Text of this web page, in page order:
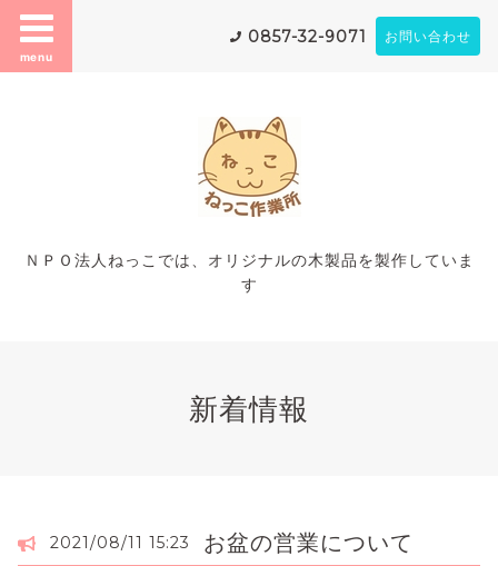
menu
0857-32-9071 お問い合わせ
ＮＰＯ法人ねっこでは、オリジナルの木製品を製作していま
す
新着情報
2021/08/11 15:23 お盆の営業について